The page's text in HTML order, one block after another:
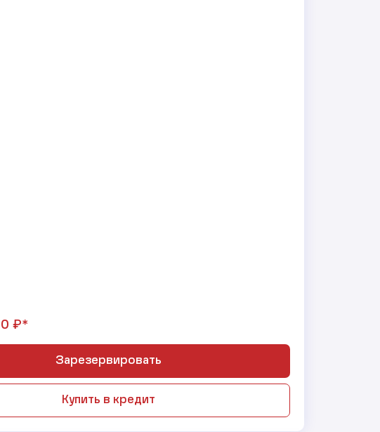
₽*
Зарезервировать
Купить в кредит